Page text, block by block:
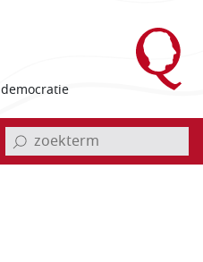
invoerveld zoekterm